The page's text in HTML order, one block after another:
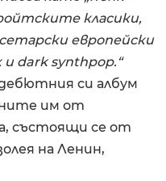
класики,
европейски
и dark synthpop.“
си албум
им от
състоящи се от
на Ленин,